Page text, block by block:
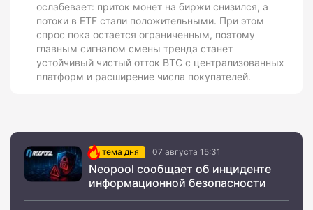
ослабевает: приток монет на биржи снизился, а
потоки в ETF стали положительными. При этом
спрос пока остается ограниченным, поэтому
главным сигналом смены тренда станет
устойчивый чистый отток BTC с централизованных
платформ и расширение числа покупателей.
тема дня 07 августа 15:31
Neopool сообщает об инциденте
информационной безопасности